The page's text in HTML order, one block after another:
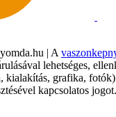
| A
lehetséges,
kialakítás, grafika,
kapcsolatos